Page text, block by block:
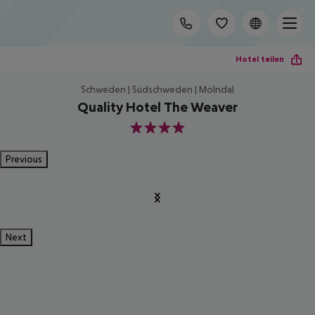
Hotel teilen
Schweden | Südschweden | Mölndal
Quality Hotel The Weaver
4
Previous
Next